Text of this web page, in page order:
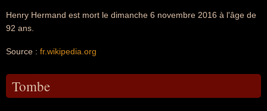
Henry Hermand est mort le dimanche 6 novembre 2016 à l'âge de
92 ans.
Source : fr.wikipedia.org
Tombe